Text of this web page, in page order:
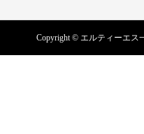
Copyright © エルティーエス